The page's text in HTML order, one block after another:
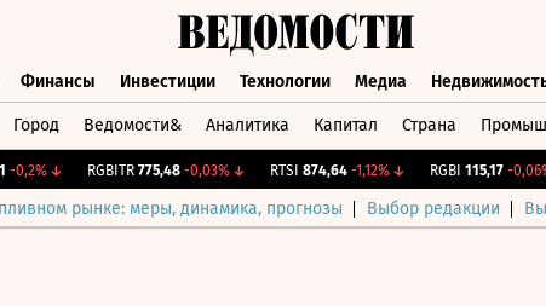
Финансы Инвестиции Технологии Медиа
Город Ведомости& Аналитика Капитал Страна
-0,2%↓ RGBITR 775,48 -0,03%↓ RTSI 874,64 -1,12%↓ RGBI 115,17 -0,06%
рынке: меры, динамика, прогнозы Выбор редакции